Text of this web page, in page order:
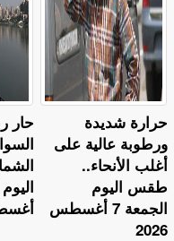
حار
حرارة شديدة
ورطوبة عالية على
أغلب الأنحاء..
طقس اليوم
الجمعة 7 أغسطس
2026